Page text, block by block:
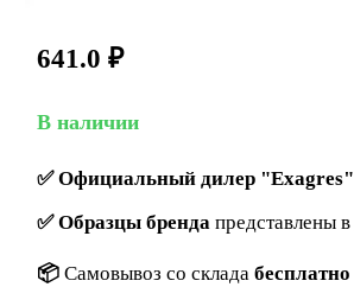
641.0 ₽
В наличии
✅Официальный дилер "Exagres"
✅Образцы брендапредставлены в
📦 Самовывоз со склада бесплатно